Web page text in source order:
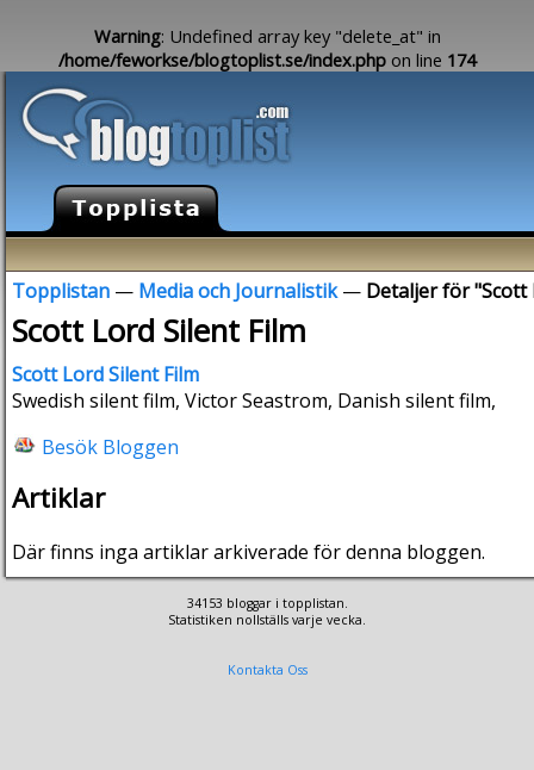
Warning: Undefined array key "delete_at" in
/home/feworkse/blogtoplist.se/index.php on line 174
Topplistan — Media och Journalistik— Detaljer för "Scott
Scott Lord Silent Film
Scott Lord Silent Film
Swedish silent film, Victor Seastrom, Danish silent film,
Besök Bloggen
Artiklar
Där finns inga artiklar arkiverade för denna bloggen.
34153 bloggar i topplistan.
Statistiken nollställs varje vecka.
Kontakta Oss